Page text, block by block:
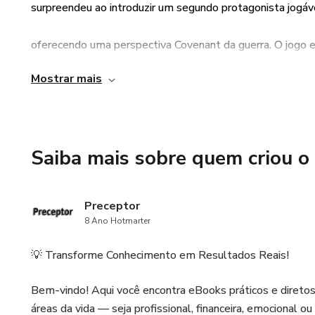
💡 Bônus: Inclui dicas
Competidores que desejam
surpreendeu ao introduzir um segundo protagonista
oferecendo uma perspectiva Covenant da guerra. O jogo
massivamente o universo Halo, com novos inimigos,
cultural
Mostrar mais
Saiba mais sobre quem criou
Preceptor
8 Ano Hotmarter
💡 Transforme Conhecimento em Resultados Reais!
Bem-vindo! Aqui você encontra eBooks práticos e
áreas da vida — seja profissional, financeira, emocional